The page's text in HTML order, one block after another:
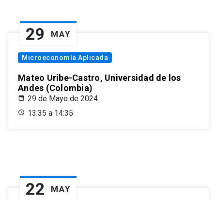
29 MAY
Microeconomía Aplicada
Mateo Uribe-Castro, Universidad de los
Andes (Colombia)
29 de Mayo de 2024
13:35 a 14:35
22 MAY